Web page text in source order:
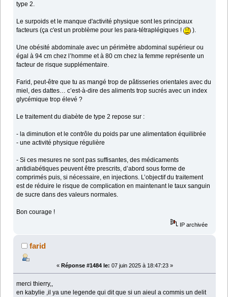
type 2.
Le surpoids et le manque d'activité physique sont les principaux
facteurs (ça c'est un problème pour les para-tétraplégiques !
).
Une obésité abdominale avec un périmètre abdominal supérieur ou
égal à 94 cm chez l’homme et à 80 cm chez la femme représente un
facteur de risque supplémentaire.
Farid, peut-être que tu as mangé trop de pâtisseries orientales avec du
miel, des dattes… c’est-à-dire des aliments trop sucrés avec un index
glycémique trop élevé ?
Le traitement du diabète de type 2 repose sur :
- la diminution et le contrôle du poids par une alimentation équilibrée
- une activité physique régulière
- Si ces mesures ne sont pas suffisantes, des médicaments
antidiabétiques peuvent être prescrits, d’abord sous forme de
comprimés puis, si nécessaire, en injections. L’objectif du traitement
est de réduire le risque de complication en maintenant le taux sanguin
de sucre dans des valeurs normales.
Bon courage !
IP archivée
farid
« Réponse #1484 le: 07 juin 2025 à 18:47:23 »
merci thierry,,
en kabylie ,il ya une legende qui dit que si un aieul a commis un delit